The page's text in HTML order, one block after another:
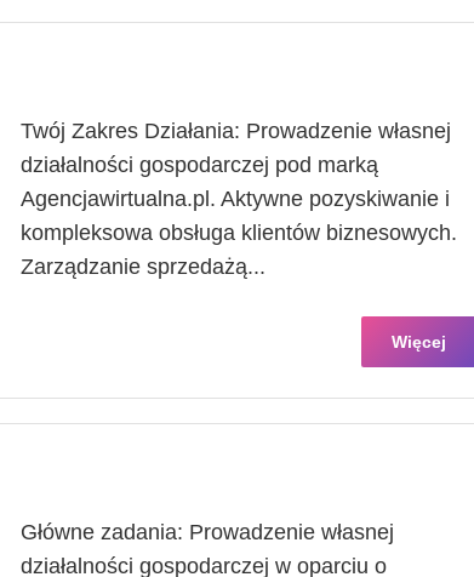
Twój Zakres Działania: Prowadzenie własnej
działalności gospodarczej pod marką
Agencjawirtualna.pl. Aktywne pozyskiwanie i
kompleksowa obsługa klientów biznesowych.
Zarządzanie sprzedażą...
Więcej
Główne zadania: Prowadzenie własnej
działalności gospodarczej w oparciu o